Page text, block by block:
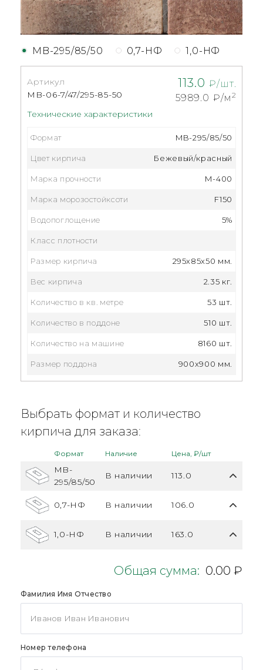
113.0 ₽/шт.
5989.0 ₽/м2
MB-295/85/50 0,7-НФ 1,0-НФ
Технические характеристики
Артикул
MB-06-7/47/295-85-50
Формат MB-295/85/50
Цвет кирпича Бежевый/красный
Марка прочности М-400
Марка морозостойксоти F150
Водопоглощение 5%
Класс плотности
Размер кирпича 295x85x50 мм.
Вес кирпича 2.35 кг.
Количество в кв. метре 53 шт.
Количество в поддоне 510 шт.
Количество на машине 8160 шт.
Размер поддона 900x900 мм.
Выбрать формат и количество
кирпича для заказа:
Формат Наличие Цена, ₽/шт
MB-
295/85/50
В наличии 113.0
0,7-НФ В наличии 106.0
1,0-НФ В наличии 163.0
Общая сумма: 0.00 ₽
Фамилия Имя Отчество
Номер телефона